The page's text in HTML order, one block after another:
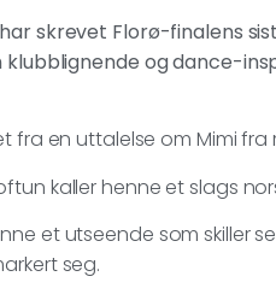
skrevet Florø-finalens
klubblignende og dance-
fra en uttalelse om Mimi
kaller henne et slags
et utseende som skiller
seg.